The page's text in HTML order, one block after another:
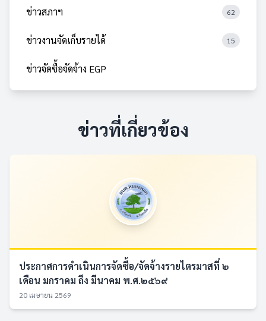
ข่าวสภาฯ 62
ข่าวงานจัดเก็บรายได้ 15
ข่าวจัดซื้อจัดจ้าง EGP
ข่าวที่เกี่ยวข้อง
ประกาศการดำเนินการจัดซื้อ/จัดจ้างรายไตรมาสที่ ๒
เดือน มกราคม ถึง มีนาคม พ.ศ.๒๕๖๙
20 เมษายน 2569